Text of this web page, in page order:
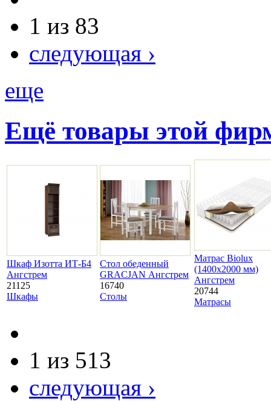
1 из 83
следующая ›
еще
Ещё товары этой
Шкаф Изотта ИТ-Б4
Ангстрем
21125
Шкафы
Стол обеденный
GRACJAN Ангстрем
16740
Столы
Матрас Biolux
(1400х2000 мм)
Ангстрем
20744
Матрасы
1 из 513
следующая ›